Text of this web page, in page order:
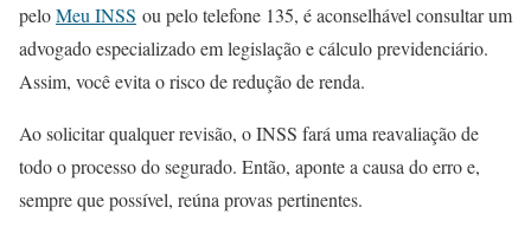
peloMeu INSS ou pelo telefone 135, é aconselhável consultar um
advogado especializado em legislação e cálculo previdenciário.
Assim, você evita o risco de redução de renda.
Ao solicitar qualquer revisão, o INSS fará uma reavaliação de
todo o processo do segurado. Então, aponte a causa do erro e,
sempre que possível, reúna provas pertinentes.